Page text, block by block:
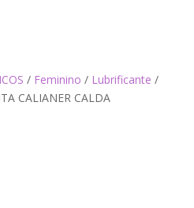
/ Feminino / Lubrificante /
CALIANER CALDA